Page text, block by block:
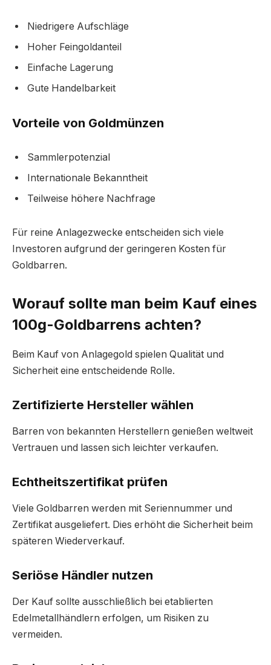
Niedrigere Aufschläge
Hoher Feingoldanteil
Einfache Lagerung
Gute Handelbarkeit
Vorteile von Goldmünzen
Sammlerpotenzial
Internationale Bekanntheit
Teilweise höhere Nachfrage
Für reine Anlagezwecke entscheiden sich viele
Investoren aufgrund der geringeren Kosten für
Goldbarren.
Worauf sollte man beim Kauf eines
100g-Goldbarrens achten?
Beim Kauf von Anlagegold spielen Qualität und
Sicherheit eine entscheidende Rolle.
Zertifizierte Hersteller wählen
Barren von bekannten Herstellern genießen weltweit
Vertrauen und lassen sich leichter verkaufen.
Echtheitszertifikat prüfen
Viele Goldbarren werden mit Seriennummer und
Zertifikat ausgeliefert. Dies erhöht die Sicherheit beim
späteren Wiederverkauf.
Seriöse Händler nutzen
Der Kauf sollte ausschließlich bei etablierten
Edelmetallhändlern erfolgen, um Risiken zu
vermeiden.